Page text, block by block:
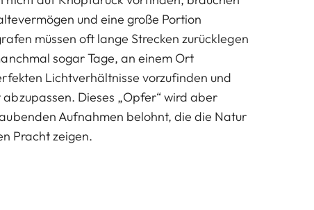
und eine große Portion
müssen oft lange Strecken zurücklegen
sogar Tage, an einem Ort
Lichtverhältnisse vorzufinden und
Dieses „Opfer“ wird aber
Aufnahmen belohnt, die die Natur
Pracht zeigen.